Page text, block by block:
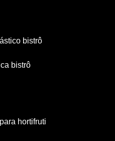
bistrô
bistrô
hortifruti